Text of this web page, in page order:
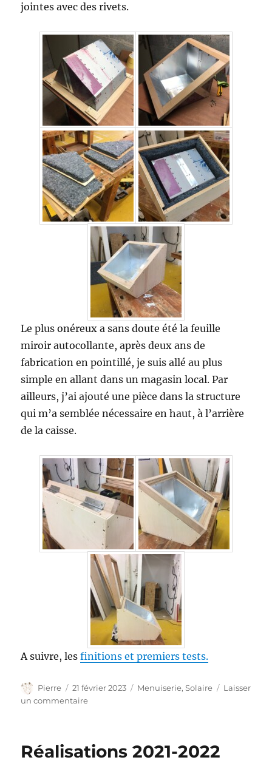
jointes avec des rivets.
Le plus onéreux a sans doute été la feuille
miroir autocollante, après deux ans de
fabrication en pointillé, je suis allé au plus
simple en allant dans un magasin local. Par
ailleurs, j’ai ajouté une pièce dans la structure
qui m’a semblée nécessaire en haut, à l’arrière
de la caisse.
A suivre, lesfinitions et premiers tests.
Auteur
Pierre
Publié
le
21 février 2023 Catégories
Menuiserie,Solaire
Laisser
un commentairesur
–
Réalisations 2021-2022